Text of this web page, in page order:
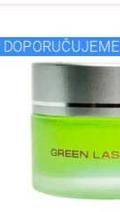
DOPORUČUJEME